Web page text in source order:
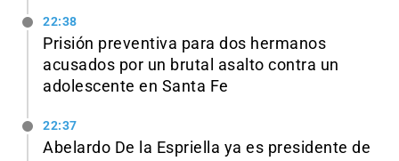
22:38
Prisión preventiva para dos hermanos
acusados por un brutal asalto contra un
adolescente en Santa Fe
22:37
Abelardo De la Espriella ya es presidente de